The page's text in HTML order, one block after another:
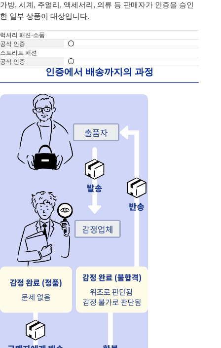
가방, 시계, 주얼리, 액세서리, 의류 등 판매자가 인증을 승인
한 일부 상품이 대상입니다.
럭셔리 패션·소품
스트리트 패션
인증에서 배송까지의 과정